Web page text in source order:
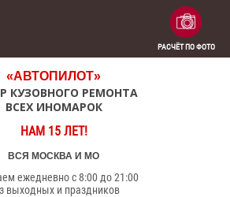
РАСЧЁТ ПО ФОТО
«АВТОПИЛОТ»
КУЗОВНОГО РЕМОНТА
ВСЕХ ИНОМАРОК
НАМ 15 ЛЕТ!
ВСЯ МОСКВА И МО
ежедневно с 8:00 до 21:00
выходных и праздников